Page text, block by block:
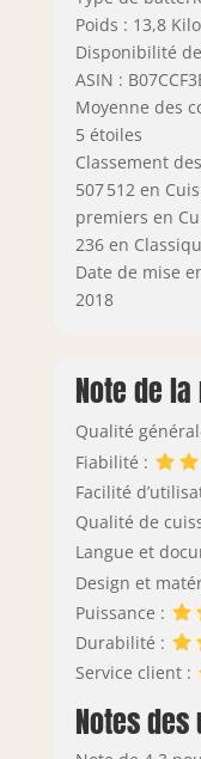
Poids : 13,8
Disponibilité
ASIN :
Moyenne des
5 étoiles
Classement
507 512 en
premiers en
236 en
Date de mise
2018
Note de
Qualité
Fiabilité :
Facilité
Qualité de
Langue et
Design et
Puissance :
Durabilité :
Service client :
Notes